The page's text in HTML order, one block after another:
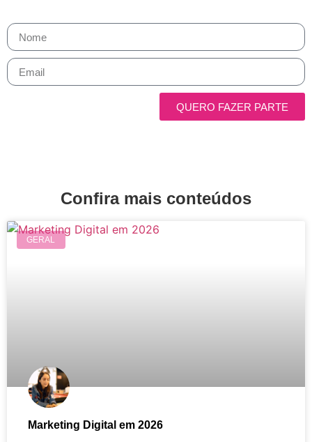
QUERO FAZER PARTE
Confira mais conteúdos
GERAL
Marketing Digital em 2026